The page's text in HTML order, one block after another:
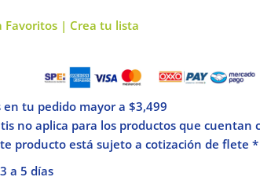
Favoritos | Crea tu lista
en tu pedido mayor a $3,499
no aplica para los productos que cuentan
producto está sujeto a cotización de flete *
a 5 días